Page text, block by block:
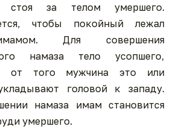
стоя за телом умершего.
чтобы покойный лежал
Для совершения
намаза тело усопшего,
от того мужчина это или
головой к западу.
намаза имам становится
умершего.